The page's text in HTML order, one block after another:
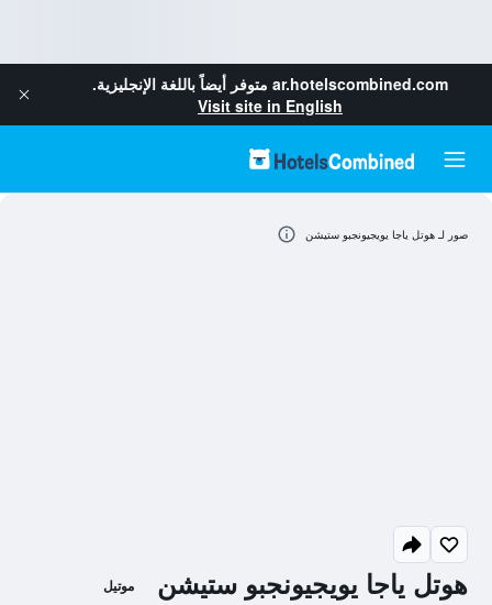
ar.hotelscombined.com متوفر أيضاً باللغة الإنجليزية.
Visit site in English
هوتل ياجا يويجيونجبو ستيشن موتيل
صور لـ هوتل ياجا يويجيونجبو ستيشن